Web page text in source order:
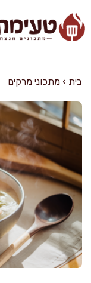
לתוכן
בית › מתכוני מרקים